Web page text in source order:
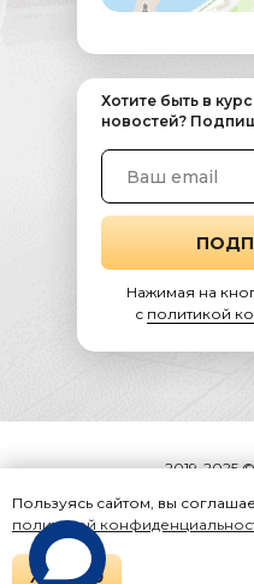
Хотите быть в
новостей?
Нажимая на
c политикой
2019-2025
Разработка
Пользуясь сайтом, вы
политикой
ХОРОШО